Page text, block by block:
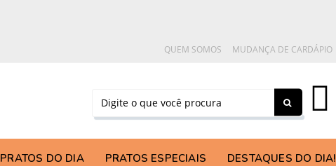
QUEM SOMOS MUDANÇA DE CARDÁPIO
PRATOS DO DIA PRATOS ESPECIAIS DESTAQUES DO DIA!